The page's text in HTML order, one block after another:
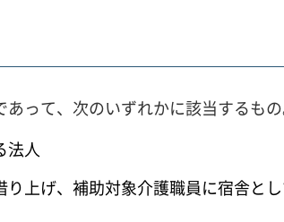
って、次のいずれかに該当するもの
法人
上げ、補助対象介護職員に宿舎と